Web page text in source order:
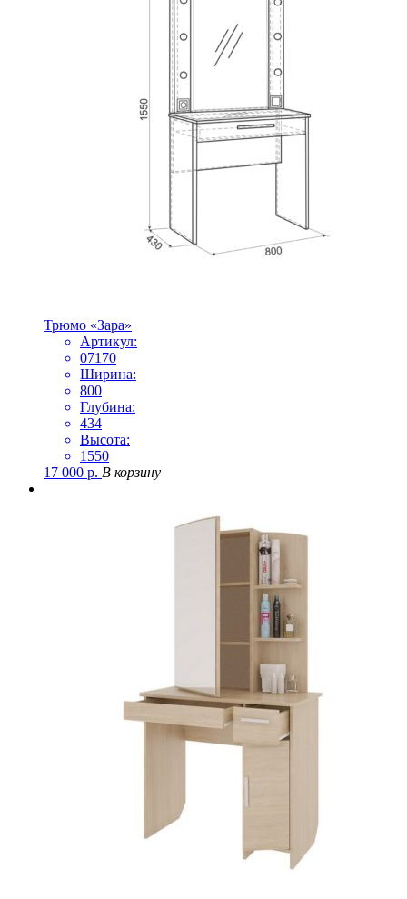
Трюмо «Зара»
Артикул:
07170
Ширина:
800
Глубина:
434
Высота:
1550
17 000 р. В корзину